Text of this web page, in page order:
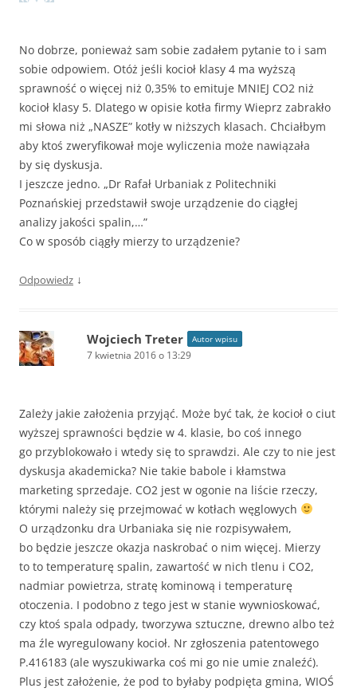
No dobrze, ponieważ sam sobie zadałem pytanie to i sam
sobie odpowiem. Otóż jeśli kocioł klasy 4 ma wyższą
sprawność o więcej niż 0,35% to emituje MNIEJ CO2 niż
kocioł klasy 5. Dlatego w opisie kotła firmy Wieprz zabrakło
mi słowa niż „NASZE” kotły w niższych klasach. Chciałbym
aby ktoś zweryfikował moje wyliczenia może nawiązała
by się dyskusja.
I jeszcze jedno. „Dr Rafał Urbaniak z Politechniki
Poznańskiej przedstawił swoje urządzenie do ciągłej
analizy jakości spalin,…”
Co w sposób ciągły mierzy to urządzenie?
Odpowiedz ↓
Wojciech Treter Autor wpisu
7 kwietnia 2016 o 13:29
Zależy jakie założenia przyjąć. Może być tak, że kocioł o ciut
wyższej sprawności będzie w 4. klasie, bo coś innego
go przyblokowało i wtedy się to sprawdzi. Ale czy to nie jest
dyskusja akademicka? Nie takie babole i kłamstwa
marketing sprzedaje. CO2 jest w ogonie na liście rzeczy,
którymi należy się przejmować w kotłach węglowych
O urządzonku dra Urbaniaka się nie rozpisywałem,
bo będzie jeszcze okazja naskrobać o nim więcej. Mierzy
to to temperaturę spalin, zawartość w nich tlenu i CO2,
nadmiar powietrza, stratę kominową i temperaturę
otoczenia. I podobno z tego jest w stanie wywnioskować,
czy ktoś spala odpady, tworzywa sztuczne, drewno albo też
ma źle wyregulowany kocioł. Nr zgłoszenia patentowego
P.416183 (ale wyszukiwarka coś mi go nie umie znaleźć).
Plus jest założenie, że pod to byłaby podpięta gmina, WIOŚ